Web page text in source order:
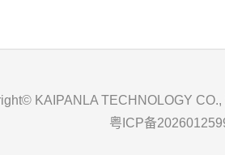
KAIPANLA TECHNOLOGY CO.,
粤ICP备